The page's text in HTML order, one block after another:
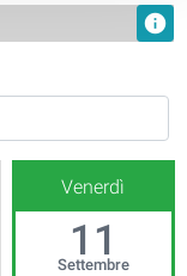
info
Venerdì
11
Settembre